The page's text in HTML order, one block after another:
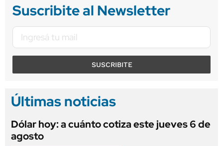
Suscribite al Newsletter
SUSCRIBITE
Últimas noticias
Dólar hoy: a cuánto cotiza este jueves 6 de
agosto